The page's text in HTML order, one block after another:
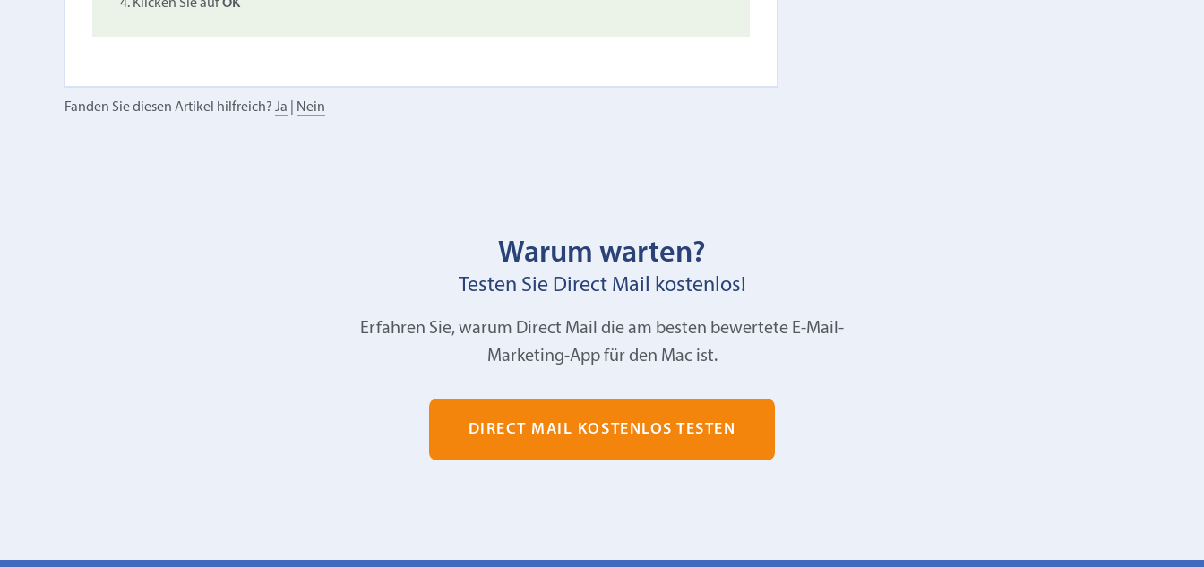
Klicken Sie aufOK
Fanden Sie diesen Artikel hilfreich? Ja Nein
Warum warten?
Testen Sie Direct Mail kostenlos!
Erfahren Sie, warum Direct Mail die am besten bewertete E-Mail-
Marketing-App für den Mac ist.
DIRECT MAIL KOSTENLOS TESTEN